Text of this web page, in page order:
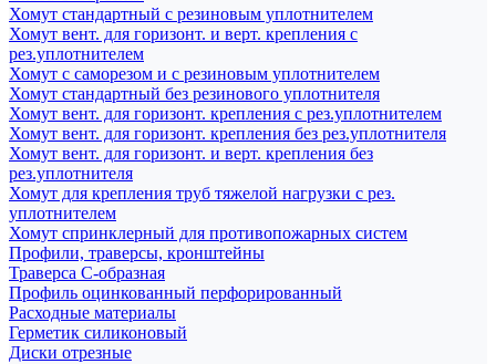
Хомут стандартный с резиновым уплотнителем
Хомут вент. для горизонт. и верт. крепления с
рез.уплотнителем
Хомут с саморезом и с резиновым уплотнителем
Хомут стандартный без резинового уплотнителя
Хомут вент. для горизонт. крепления с рез.уплотнителем
Хомут вент. для горизонт. крепления без рез.уплотнителя
Хомут вент. для горизонт. и верт. крепления без
рез.уплотнителя
Хомут для крепления труб тяжелой нагрузки с рез.
уплотнителем
Хомут спринклерный для противопожарных систем
Профили, траверсы, кронштейны
Траверса С-образная
Профиль оцинкованный перфорированный
Расходные материалы
Герметик силиконовый
Диски отрезные